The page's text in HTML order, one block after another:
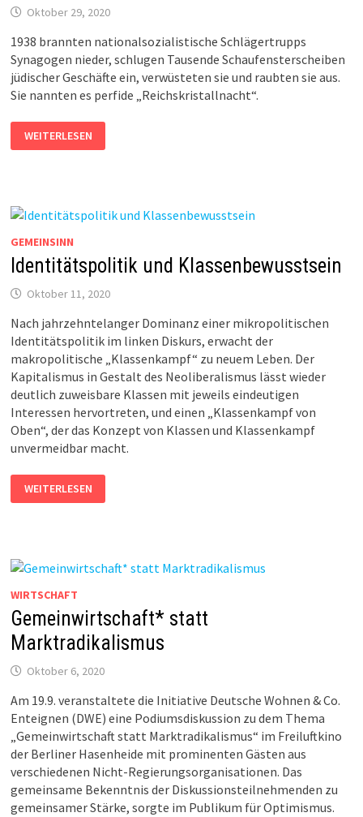
Oktober 29, 2020
1938 brannten nationalsozialistische Schlägertrupps
Synagogen nieder, schlugen Tausende Schaufensterscheiben
jüdischer Geschäfte ein, verwüsteten sie und raubten sie aus.
Sie nannten es perfide „Reichskristallnacht“.
„VON
DER
MAAS
WEITERLESEN
GEMEINSINN
Identitätspolitik und Klassenbewusstsein
Oktober 11, 2020
Nach jahrzehntelanger Dominanz einer mikropolitischen
Identitätspolitik im linken Diskurs, erwacht der
makropolitische „Klassenkampf“ zu neuem Leben. Der
Kapitalismus in Gestalt des Neoliberalismus lässt wieder
deutlich zuweisbare Klassen mit jeweils eindeutigen
Interessen hervortreten, und einen „Klassenkampf von
Oben“, der das Konzept von Klassen und Klassenkampf
unvermeidbar macht.
IDENTITÄTSPOLITIK
UND
KLASSENBEWUSSTSEIN
WEITERLESEN
WIRTSCHAFT
Gemeinwirtschaft* statt
Marktradikalismus
Oktober 6, 2020
Am 19.9. veranstaltete die Initiative Deutsche Wohnen & Co.
Enteignen (DWE) eine Podiumsdiskussion zu dem Thema
„Gemeinwirtschaft statt Marktradikalismus“ im Freiluftkino
der Berliner Hasenheide mit prominenten Gästen aus
verschiedenen Nicht-Regierungsorganisationen. Das
gemeinsame Bekenntnis der Diskussionsteilnehmenden zu
gemeinsamer Stärke, sorgte im Publikum für Optimismus.